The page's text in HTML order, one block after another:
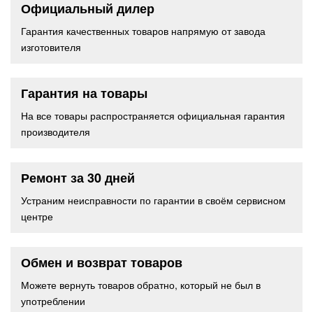
Официальный дилер
Гарантия качественных товаров напрямую от завода
изготовителя
Гарантия на товары
На все товары распространяется официальная гарантия
производителя
Ремонт за 30 дней
Устраним неисправности по гарантии в своём сервисном
центре
Обмен и возврат товаров
Можете вернуть товаров обратно, который не был в
употреблении